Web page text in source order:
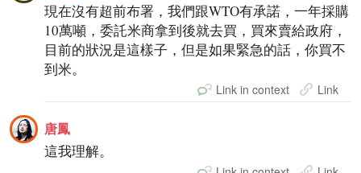
現在沒有超前布署，我們跟WTO有承諾，一年採購
10萬噸，委託米商拿到後就去買，買來賣給政府，
目前的狀況是這樣子，但是如果緊急的話，你買不
到米。
Link in context Link
唐鳳
這我理解。